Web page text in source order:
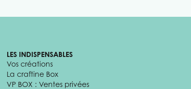
LES INDISPENSABLES
Vos créations
La craftine Box
VP BOX : Ventes privées